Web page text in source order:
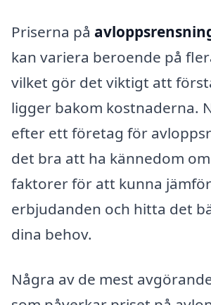
Priserna på
kan variera beroende på
vilket gör det viktigt att
ligger bakom kostnaderna.
efter ett företag för
det bra att ha kännedom
faktorer för att kunna
erbjudanden och hitta det
dina behov.
Några av de mest